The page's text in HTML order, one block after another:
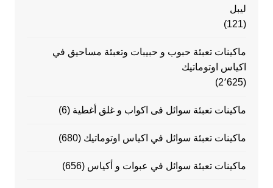
ليبل
(121)
ماكينات تعبئة حبوب و حبيبات وتعبئة مساحيق في
اكياس اوتوماتيك
(2٬625)
ماكينات تعبئة سوائل فى اكواب و غلق أغطية (6)
ماكينات تعبئة سوائل في اكياس اوتوماتيك (680)
ماكينات تعبئة سوائل في عبوات و أكياس (656)